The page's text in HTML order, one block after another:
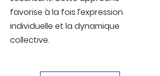
favorise à la fois l’expression
individuelle et la dynamique
collective.